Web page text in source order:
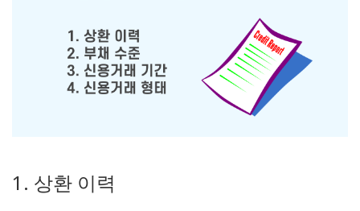
1. 상환 이력